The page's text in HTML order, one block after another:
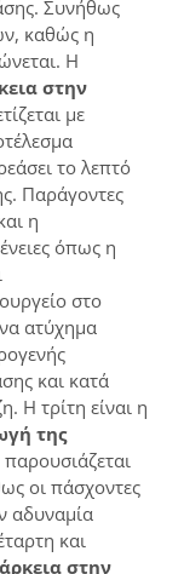
Συνήθως
καθώς η
Η
στην
με
το λεπτό
Παράγοντες
η
όπως η
στο
ατύχημα
και κατά
Η τρίτη είναι η
της
οι πάσχοντες
αδυναμία
και
στην